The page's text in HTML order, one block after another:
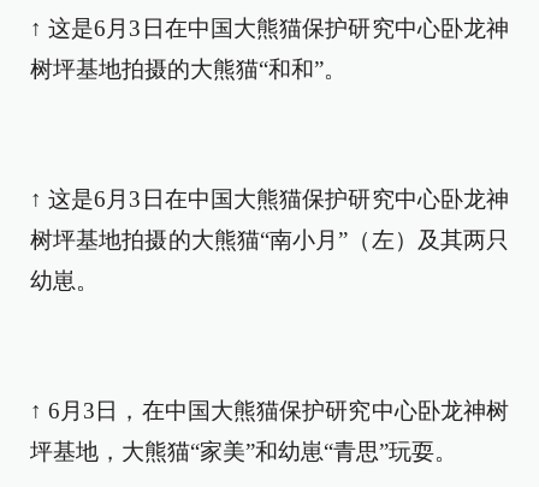
↑ 这是6月3日在中国大熊猫保护研究中心卧龙神
树坪基地拍摄的大熊猫“和和”。
↑ 这是6月3日在中国大熊猫保护研究中心卧龙神
树坪基地拍摄的大熊猫“南小月”（左）及其两只
幼崽。
↑ 6月3日，在中国大熊猫保护研究中心卧龙神树
坪基地，大熊猫“家美”和幼崽“青思”玩耍。